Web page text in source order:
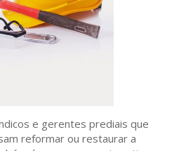
e gerentes prediais que
reformar ou restaurar a